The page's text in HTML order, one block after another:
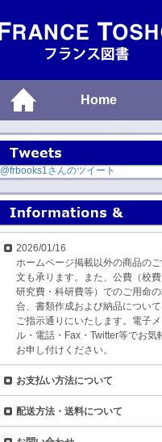
Home
@frbooks1さんのツイート
2026/01/16
ホームページ掲載以外の商品の
文も承ります。また、公費（校費
研究費・科研費等）でのご用命
合、書類作成および納品につい
ご指示通りにいたします。電子
ル・電話・Fax・Twitter等でお気
お申し付けください。
お支払い方法について
配送方法・送料について